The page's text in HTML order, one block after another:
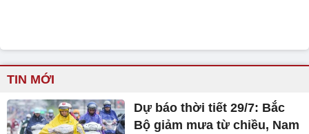
TIN MỚI
Dự báo thời tiết 29/7: Bắc
Bộ giảm mưa từ chiều, Nam